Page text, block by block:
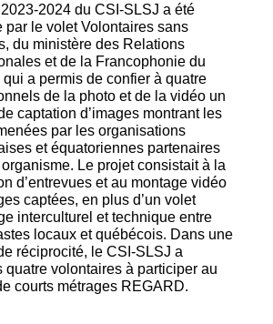
2023-2024 du CSI-SLSJ a été
par le volet Volontaires sans
du ministère des Relations
et de la Francophonie du
qui a permis de confier à quatre
de la photo et de la vidéo un
captation d’images montrant les
par les organisations
et équatoriennes partenaires
Le projet consistait à la
d’entrevues et au montage vidéo
captées, en plus d’un volet
interculturel et technique entre
locaux et québécois. Dans une
réciprocité, le CSI-SLSJ a
quatre volontaires à participer au
courts métrages REGARD.